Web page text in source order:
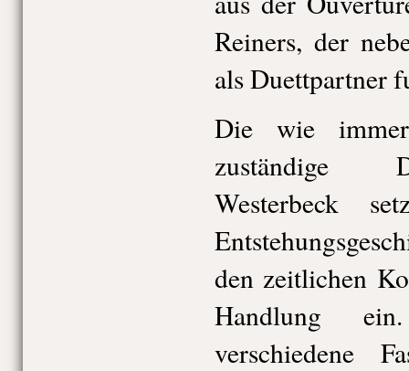
Reiners, der
als Duettpartner
Die wie immer
zuständige
Westerbeck
den zeitlichen
Handlung
verschiedene